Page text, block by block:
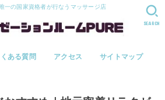
一の国家資格者が行なうマッサージ店
くある質問 アクセス サイトマップ
SEARCH